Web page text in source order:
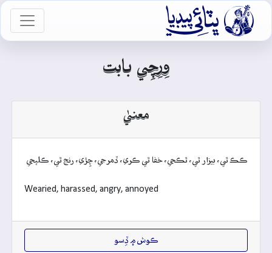

وِرِچِي بابت
معنيٰ
ڪڪ ٿي، بيزار ٿي، ٿڪجي، خفا ٿي ڪري، ڏمرجي، چِڙي، رنج ٿي، ڪلپجي
Wearied, harassed, angry, annoyed
ڪوش ۾ ڏِسو